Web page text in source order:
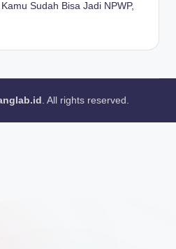
Sudah Bisa Jadi NPWP,
. All rights reserved.